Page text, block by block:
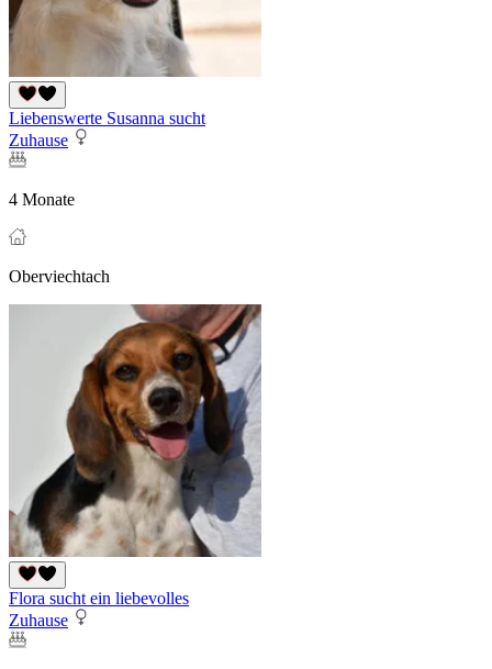
Liebenswerte Susanna sucht
Zuhause
4 Monate
Oberviechtach
Flora sucht ein liebevolles
Zuhause